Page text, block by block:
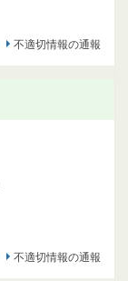
不適切情報の通報
不適切情報の通報